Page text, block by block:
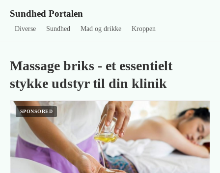
Sundhed Portalen
Diverse Sundhed Mad og drikke Kroppen
Massage briks - et essentielt
stykke udstyr til din klinik